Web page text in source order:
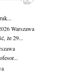
Warszawa
że 29...